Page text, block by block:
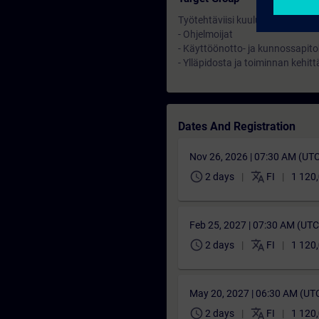
Työtehtäviisi kuuluu SCADA
- Ohjelmoijat
- Käyttöönotto- ja
- Ylläpidosta ja toiminnan
Dates And Registration
Nov 26, 2026 | 07:30 AM
schedule 2 days translate FI 1
Feb 25, 2027 | 07:30 AM
schedule 2 days translate FI 1
May 20, 2027 | 06:30 AM
schedule 2 days translate FI 1